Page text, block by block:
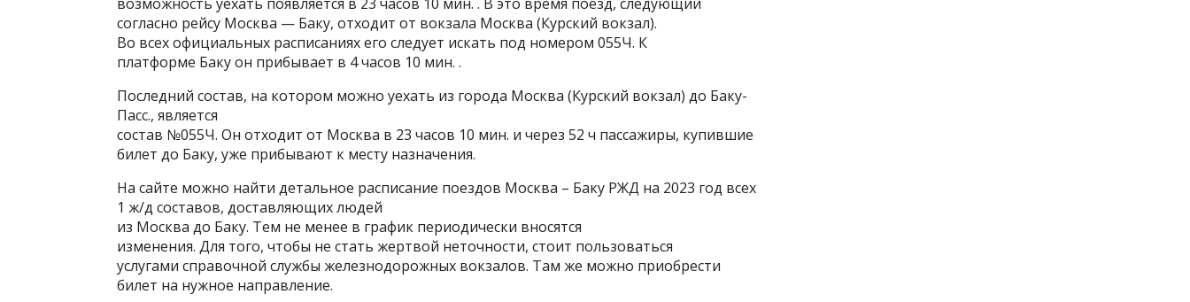
согласно рейсу Москва — Баку, отходит от вокзала Москва (Курский вокзал).
Во всех официальных расписаниях его следует искать под номером 055Ч. К
платформе Баку он прибывает в 4 часов 10 мин. .
Последний состав, на котором можно уехать из города Москва (Курский вокзал) до Баку-
Пасс., является
состав №055Ч. Он отходит от Москва в 23 часов 10 мин. и через 52 ч пассажиры, купившие
билет до Баку, уже прибывают к месту назначения.
На сайте можно найти детальное расписание поездов Москва – Баку РЖД на 2023 год всех
1 ж/д составов, доставляющих людей
из Москва до Баку. Тем не менее в график периодически вносятся
изменения. Для того, чтобы не стать жертвой неточности, стоит пользоваться
услугами справочной службы железнодорожных вокзалов. Там же можно приобрести
билет на нужное направление.